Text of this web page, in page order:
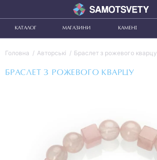
КАТАЛОГ МАГАЗИНИ КАМЕНІ
Головна Авторські Браслет з рожевого кварцу
БРАСЛЕТ З РОЖЕВОГО КВАРЦУ